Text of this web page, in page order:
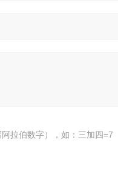
拉伯数字），如：三加四=7